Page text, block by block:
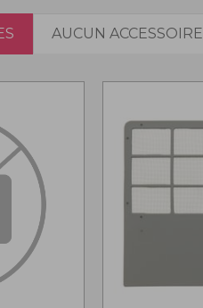
AUCUN ACCESSOIRE